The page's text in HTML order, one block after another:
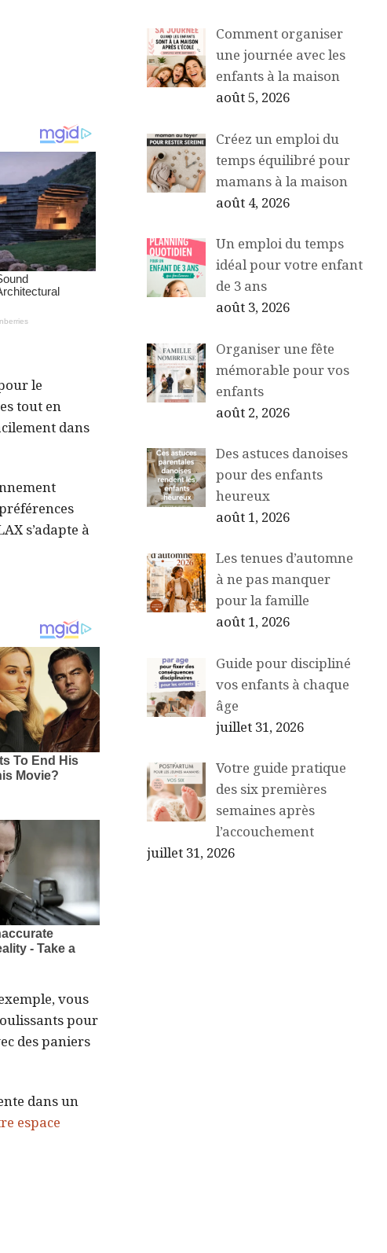
le
tout en
dans
s’adapte à
vous
pour
des paniers
dans un
espace
Comment organiser
une journée avec les
enfants à la maison
août 5, 2026
Créez un emploi du
temps équilibré pour
mamans à la maison
août 4, 2026
Un emploi du temps
idéal pour votre enfant
de 3 ans
août 3, 2026
Organiser une fête
mémorable pour vos
enfants
août 2, 2026
Des astuces danoises
pour des enfants
heureux
août 1, 2026
Les tenues d’automne
à ne pas manquer
pour la famille
août 1, 2026
Guide pour discipliné
vos enfants à chaque
âge
juillet 31, 2026
Votre guide pratique
des six premières
semaines après
l’accouchement
juillet 31, 2026